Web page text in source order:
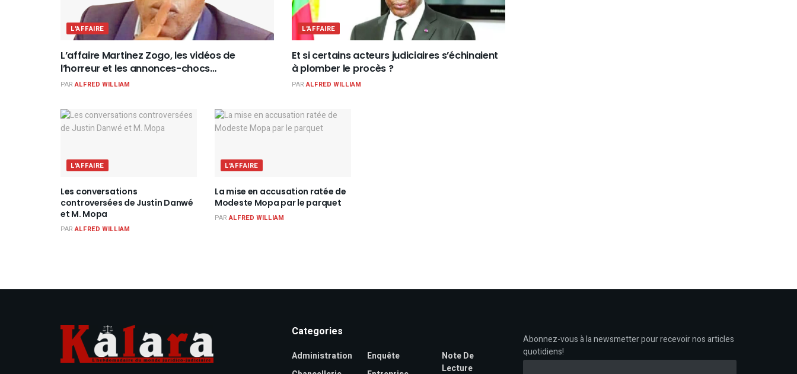
L'AFFAIRE
L’affaire Martinez Zogo, les vidéos de
l’horreur et les annonces-chocs…
PAR ALFRED WILLIAM
L'AFFAIRE
Et si certains acteurs judiciaires s’échinaient
à plomber le procès ?
PAR ALFRED WILLIAM
L'AFFAIRE
Les conversations
controversées de Justin Danwé
et M. Mopa
PAR ALFRED WILLIAM
L'AFFAIRE
La mise en accusation ratée de
Modeste Mopa par le parquet
PAR ALFRED WILLIAM
Categories
Administration
Enquête
Note De
Lecture
Abonnez-vous à la newsmetter pour recevoir nos articles
quotidiens!